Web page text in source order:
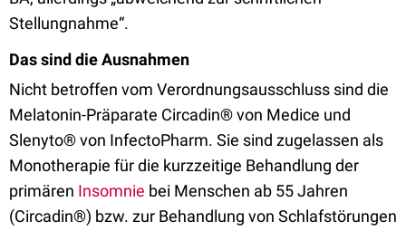
Stellungnahme“.
Das sind die Ausnahmen
Nicht betroffen vom Verordnungsausschluss sind die
Melatonin-Präparate Circadin® von Medice und
Slenyto® von InfectoPharm. Sie sind zugelassen als
Monotherapie für die kurzzeitige Behandlung der
primären Insomnie bei Menschen ab 55 Jahren
(Circadin®) bzw. zur Behandlung von Schlafstörungen